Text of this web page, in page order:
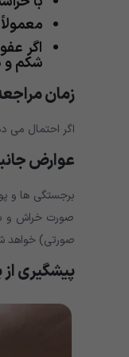
اگر
شکم و
زمان
اگر احتمال می
عوارض
برجستگی ها و
صورت خراش و
صورتی) خواهد
پیشگیری از